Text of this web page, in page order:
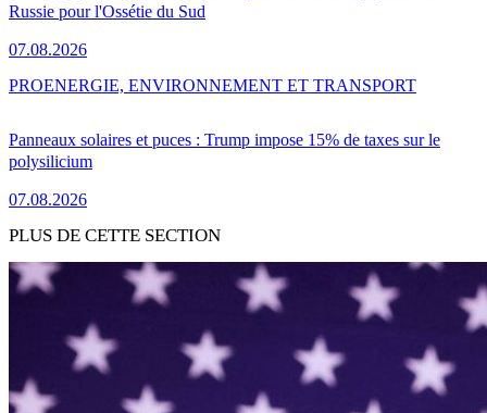
Russie pour l'Ossétie du Sud
07.08.2026
Panneaux solaires et puces : Trump impose 15% de taxes sur le
polysilicium
07.08.2026
PROENERGIE, ENVIRONNEMENT ET TRANSPORT
PLUS DE CETTE SECTION